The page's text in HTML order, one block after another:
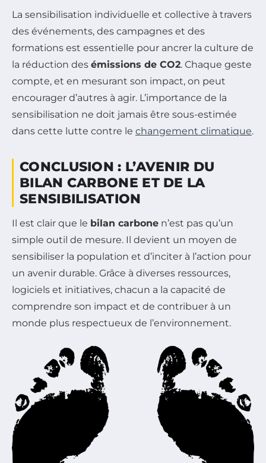
La sensibilisation individuelle et collective à travers
des événements, des campagnes et des
formations est essentielle pour ancrer la culture de
la réduction des émissions de CO2. Chaque geste
compte, et en mesurant son impact, on peut
encourager d’autres à agir. L’importance de la
sensibilisation ne doit jamais être sous-estimée
dans cette lutte contre le changement climatique.
CONCLUSION : L’AVENIR DU
BILAN CARBONE ET DE LA
SENSIBILISATION
Il est clair que le bilan carbone n’est pas qu’un
simple outil de mesure. Il devient un moyen de
sensibiliser la population et d’inciter à l’action pour
un avenir durable. Grâce à diverses ressources,
logiciels et initiatives, chacun a la capacité de
comprendre son impact et de contribuer à un
monde plus respectueux de l’environnement.